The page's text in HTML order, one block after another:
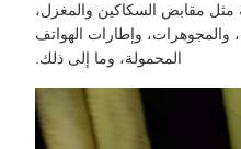
مقابض السكاكين والمغزل،
وإطارات الهواتف
المحمولة، وما إلى ذلك.